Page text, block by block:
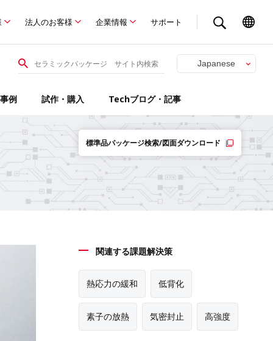
法人のお客様 企業情報 サポート
Japanese
例 試作・購入 Techブログ・記事
標準品パッケージ検索/図面ダウンロード
関連する課題解決策
熱応力の緩和 低背化
素子の放熱 気密封止 高強度